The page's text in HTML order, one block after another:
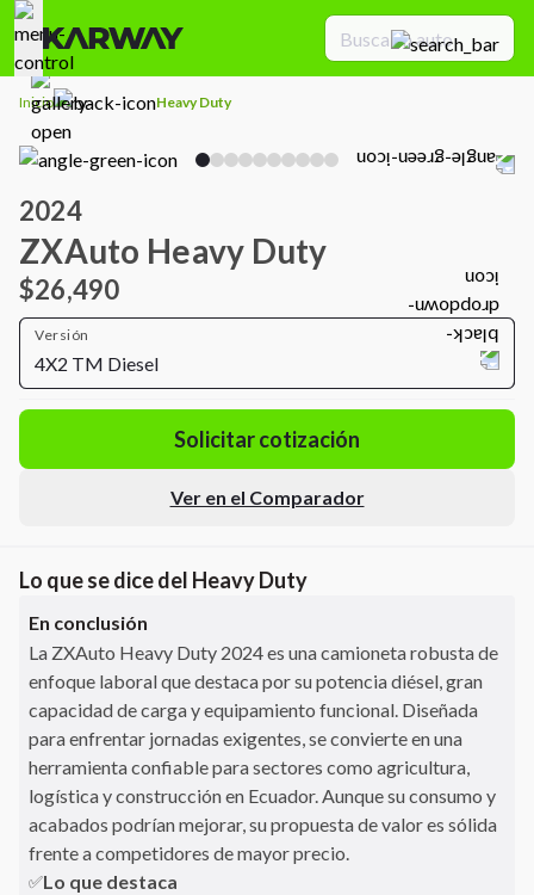
Inicio Heavy Duty
2024
ZXAuto Heavy Duty
$26,490
Versión
4X2 TM Diesel
Solicitar cotización
Ver en el Comparador
Lo que se dice del Heavy Duty
En conclusión
La ZXAuto Heavy Duty 2024 es una camioneta robusta de
enfoque laboral que destaca por su potencia diésel, gran
capacidad de carga y equipamiento funcional. Diseñada
para enfrentar jornadas exigentes, se convierte en una
herramienta confiable para sectores como agricultura,
logística y construcción en Ecuador. Aunque su consumo y
acabados podrían mejorar, su propuesta de valor es sólida
frente a competidores de mayor precio.
✅Lo que destaca